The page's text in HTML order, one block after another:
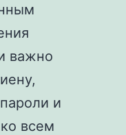
важно
и
всем